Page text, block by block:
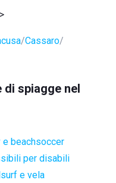
>
Cassaro
spiagge nel
e beachsoccer
per disabili
e vela